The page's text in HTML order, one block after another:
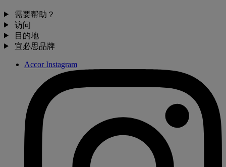
需要帮助？
访问
目的地
宜必思品牌
Accor Instagram